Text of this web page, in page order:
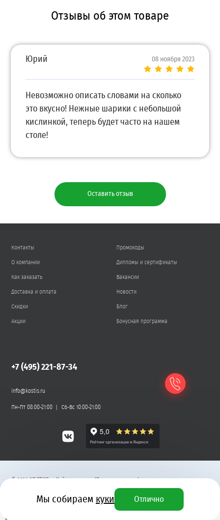
3 340 ₽
Отзывы об этом товаре
Оставить отзыв
Юрий 08 ноября 2023
Невозможно описать словами на сколько
это вкусно! Нежные шарики с небольшой
кислинкой, теперь будет часто на нашем
столе!
Контакты
О компании
Как заказать
Доставка и оплата
Скидки
Акции
Промокоды
Дипломы и сертификаты
Вакансии
Новости
Блог
Бонусная программа
+7 (495) 221-87-34
info@kostis.ru
Пн-Пт 08:00-21:00 Сб-Вс 10:00-21:00
©2026 КОСТИС — Кейтеринг. Юридическая информация
Мы собираем куки Отлично